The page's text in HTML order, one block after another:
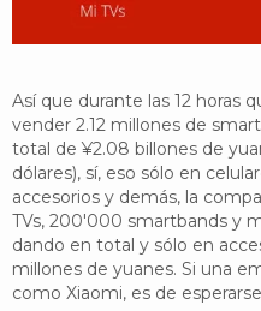
Así que durante las 12 horas
vender 2.12 millones de
total de ¥2.08 billones de
dólares), sí, eso sólo en
accesorios y demás, la
TVs, 200'000 smartbands y
dando en total y sólo en
millones de yuanes. Si una
como Xiaomi, es de